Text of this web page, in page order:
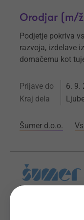
Orodjar (m/
Podjetje pokriva
razvoja, izdelave
domačemu kot
Prijave do 6. 9.
Kraj dela
Šumer d.o.o.